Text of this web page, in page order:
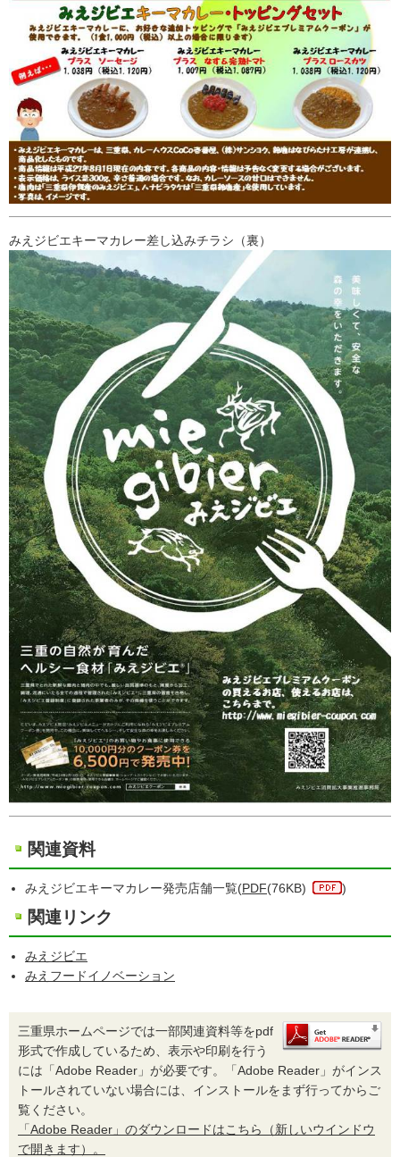
みえジビエキーマカレー差し込みチラシ（裏）
関連資料
みえジビエキーマカレー発売店舗一覧(PDF(76KB) )
関連リンク
みえジビエ
みえフードイノベーション
三重県ホームページでは一部関連資料等をpdf
形式で作成しているため、表示や印刷を行う
には「Adobe Reader」が必要です。「Adobe Reader」がインス
トールされていない場合には、インストールをまず行ってからご
覧ください。
「Adobe Reader」のダウンロードはこちら（新しいウインドウ
で開きます）。